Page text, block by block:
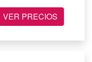
VER PRECIOS